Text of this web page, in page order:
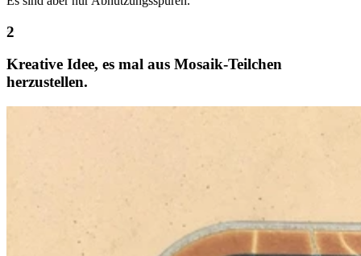
Kreative Idee, es mal aus Mosaik-Teilchen
herzustellen.